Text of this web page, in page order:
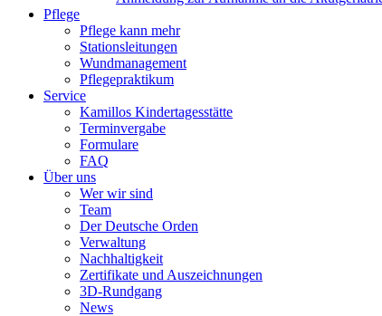
Pflege
Pflege kann mehr
Stationsleitungen
Wundmanagement
Pflegepraktikum
Service
Kamillos Kindertagesstätte
Terminvergabe
Formulare
FAQ
Über uns
Wer wir sind
Team
Der Deutsche Orden
Verwaltung
Nachhaltigkeit
Zertifikate und Auszeichnungen
3D-Rundgang
News